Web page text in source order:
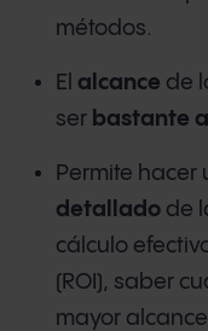
métodos.
El alcance de
ser bastante
Permite hacer
detallado de
cálculo
(ROI), saber
mayor